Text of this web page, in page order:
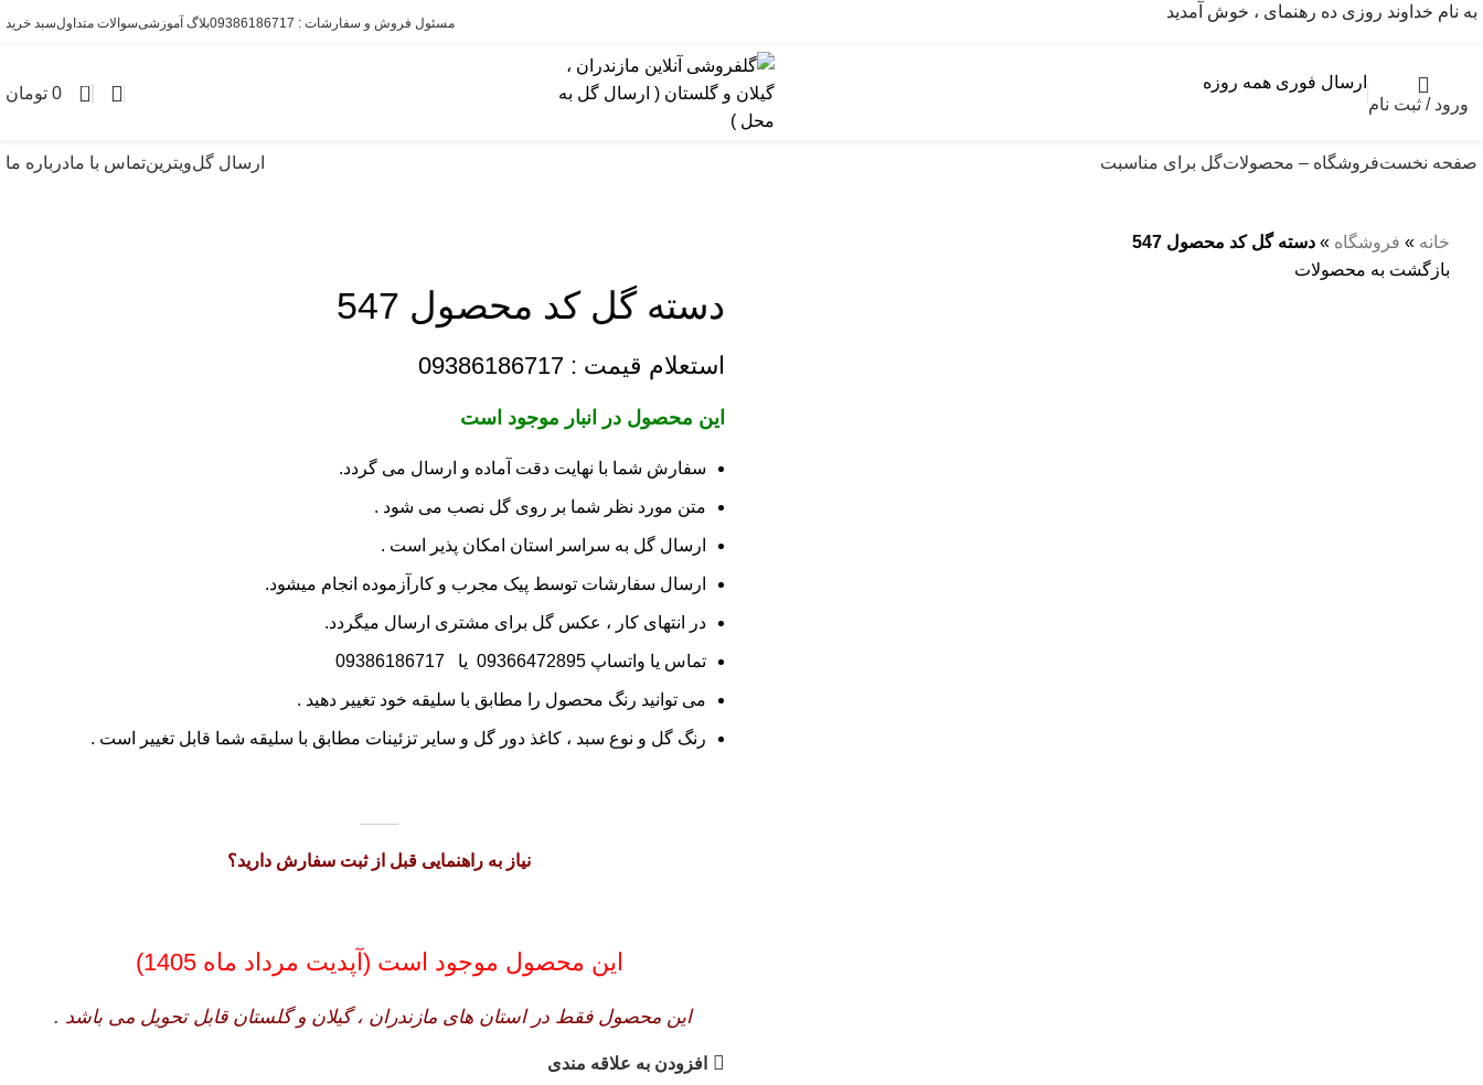
به نام خداوند روزی ده رهنمای ، خوش آمدید
مسئول فروش و سفارشات : 09386186717 بلاگ آموزشیسوالات متداولسبد خرید
ورود / ثبت نام
ارسال فوری همه روزه 0
0 تومان
صفحه نخستفروشگاه – محصولاتگل برای مناسبت ارسال گلویترینتماس با مادرباره ما
خانه » فروشگاه » دسته گل کد محصول 547
بازگشت به محصولات
دسته گل کد محصول 547
استعلام قیمت : 09386186717
این محصول در انبار موجود است
سفارش شما با نهایت دقت آماده و ارسال می گردد.
متن مورد نظر شما بر روی گل نصب می شود .
ارسال گل به سراسر استان امکان پذیر است .
ارسال سفارشات توسط پیک مجرب و کارآزموده انجام میشود.
در انتهای کار ، عکس گل برای مشتری ارسال میگردد.
تماس یا واتساپ 09366472895 یا 09386186717
می توانید رنگ محصول را مطابق با سلیقه خود تغییر دهید .
رنگ گل و نوع سبد ، کاغذ دور گل و سایر تزئینات مطابق با سلیقه شما قابل تغییر است .
نیاز به راهنمایی قبل از ثبت سفارش دارید؟
این محصول موجود است (آپدیت مرداد ماه 1405)
این محصول فقط در استان های مازندران ، گیلان و گلستان قابل تحویل می باشد .
افزودن به علاقه مندی